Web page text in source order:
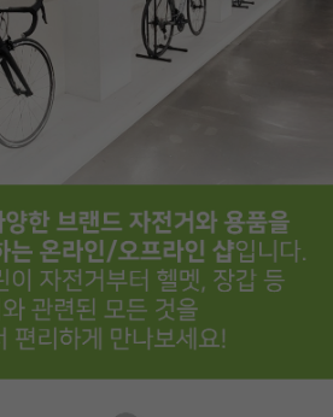
페이코 ID로